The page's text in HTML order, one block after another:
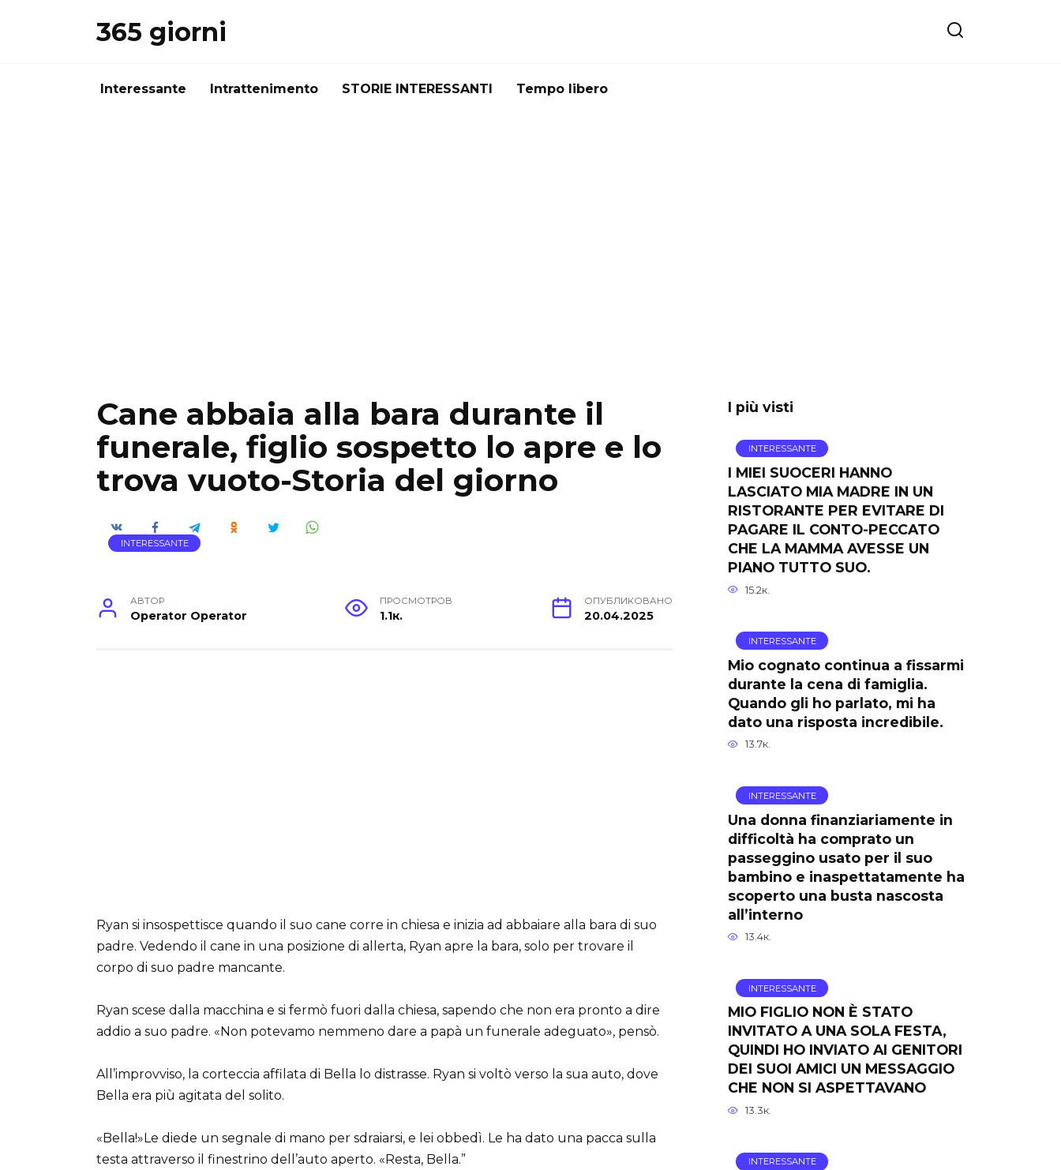
365 giorni
Interessante Intrattenimento STORIE INTERESSANTI Tempo libero
Cane abbaia alla bara durante il
funerale, figlio sospetto lo apre e lo
trova vuoto-Storia del giorno
INTERESSANTE
АВТОР
Operator Operator
ПРОСМОТРОВ
1.1к.
ОПУБЛИКОВАНО
20.04.2025
Ryan si insospettisce quando il suo cane corre in chiesa e inizia ad abbaiare alla bara di suo
padre. Vedendo il cane in una posizione di allerta, Ryan apre la bara, solo per trovare il
corpo di suo padre mancante.
Ryan scese dalla macchina e si fermò fuori dalla chiesa, sapendo che non era pronto a dire
addio a suo padre. «Non potevamo nemmeno dare a papà un funerale adeguato», pensò.
All’improvviso, la corteccia affilata di Bella lo distrasse. Ryan si voltò verso la sua auto, dove
Bella era più agitata del solito.
«Bella!»Le diede un segnale di mano per sdraiarsi, e lei obbedì. Le ha dato una pacca sulla
testa attraverso il finestrino dell’auto aperto. «Resta, Bella.”
I più visti
INTERESSANTE
I MIEI SUOCERI HANNO
LASCIATO MIA MADRE IN UN
RISTORANTE PER EVITARE DI
PAGARE IL CONTO-PECCATO
CHE LA MAMMA AVESSE UN
PIANO TUTTO SUO.
15.2к.
INTERESSANTE
Mio cognato continua a fissarmi
durante la cena di famiglia.
Quando gli ho parlato, mi ha
dato una risposta incredibile.
13.7к.
INTERESSANTE
Una donna finanziariamente in
difficoltà ha comprato un
passeggino usato per il suo
bambino e inaspettatamente ha
scoperto una busta nascosta
all’interno
13.4к.
INTERESSANTE
MIO FIGLIO NON È STATO
INVITATO A UNA SOLA FESTA,
QUINDI HO INVIATO AI GENITORI
DEI SUOI AMICI UN MESSAGGIO
CHE NON SI ASPETTAVANO
13.3к.
INTERESSANTE